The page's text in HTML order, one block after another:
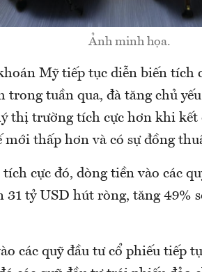
Ảnh minh họa.
Mỹ tiếp tục diễn biến tích
trong tuần qua, đà tăng chủ
thị trường tích cực hơn khi kết
thấp hơn và có sự đồng
cực đó, dòng tiền vào các
tỷ USD hút ròng, tăng 49%
các quỹ đầu tư cổ phiếu tiếp